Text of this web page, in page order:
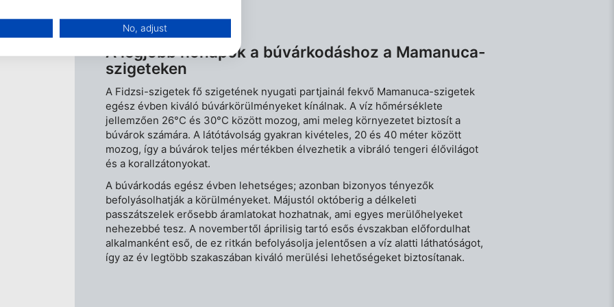
A legjobb hónapok a búvárkodáshoz a Mamanuca-
szigeteken
A Fidzsi-szigetek fő szigetének nyugati partjainál fekvő Mamanuca-szigetek
egész évben kiváló búvárkörülményeket kínálnak. A víz hőmérséklete
jellemzően 26°C és 30°C között mozog, ami meleg környezetet biztosít a
búvárok számára. A látótávolság gyakran kivételes, 20 és 40 méter között
mozog, így a búvárok teljes mértékben élvezhetik a vibráló tengeri élővilágot
és a korallzátonyokat.
A búvárkodás egész évben lehetséges; azonban bizonyos tényezők
befolyásolhatják a körülményeket. Májustól októberig a délkeleti
passzátszelek erősebb áramlatokat hozhatnak, ami egyes merülőhelyeket
nehezebbé tesz. A novembertől áprilisig tartó esős évszakban előfordulhat
alkalmanként eső, de ez ritkán befolyásolja jelentősen a víz alatti láthatóságot,
így az év legtöbb szakaszában kiváló merülési lehetőségeket biztosítanak.
from different sources
No, adjust